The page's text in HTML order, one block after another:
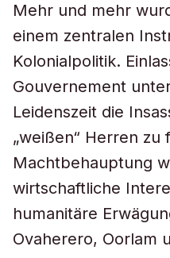
Mehr und mehr
einem zentralen
Kolonialpolitik.
Gouvernement
Leidenszeit die
„weißen“ Herren
Machtbehauptung
wirtschaftliche
humanitäre
Ovaherero, Oorlam